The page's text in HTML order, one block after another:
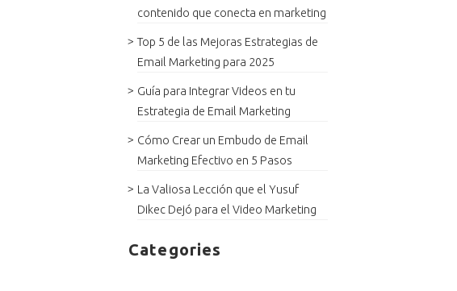
contenido que conecta en marketing
Top 5 de las Mejoras Estrategias de
Email Marketing para 2025
Guía para Integrar Videos en tu
Estrategia de Email Marketing
Cómo Crear un Embudo de Email
Marketing Efectivo en 5 Pasos
La Valiosa Lección que el Yusuf
Dikec Dejó para el Video Marketing
Categories